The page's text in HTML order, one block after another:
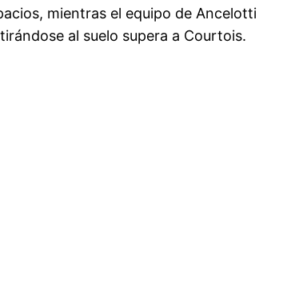
mientras el equipo de Ancelotti
al suelo supera a Courtois.